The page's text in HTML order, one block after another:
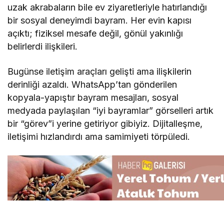
uzak akrabaların bile ev ziyaretleriyle hatırlandığı
bir sosyal deneyimdi bayram. Her evin kapısı
açıktı; fiziksel mesafe değil, gönül yakınlığı
belirlerdi ilişkileri.
Bugünse iletişim araçları gelişti ama ilişkilerin
derinliği azaldı. WhatsApp’tan gönderilen
kopyala-yapıştır bayram mesajları, sosyal
medyada paylaşılan “iyi bayramlar” görselleri artık
bir “görev”i yerine getiriyor gibiyiz. Dijitalleşme,
iletişimi hızlandırdı ama samimiyeti törpüledi.